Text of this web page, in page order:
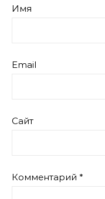
Имя
Email
Сайт
Комментарий *